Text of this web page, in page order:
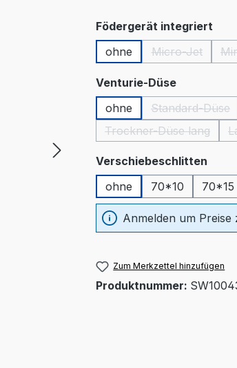
Födergerät integriert
ohne
Micro-Jet
(Diese
Venturie-Düseauswählen
ohne
Standard-Düse
(Diese
Trockner-Düse lang
(Diese Option ist
Verschiebeschlitten
ohne
70*10 70*15
Anmelden um Preise
Zum Merkzettel hinzufügen
Produktnummer: